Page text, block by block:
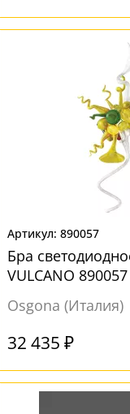
890057
Бра
VULCANO
Osgona (Италия)
32 435 ₽